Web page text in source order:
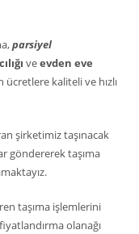
parsiyel
veevden eve
kaliteli ve hızlı
şirketimiz taşınacak
göndererek taşıma
taşıma işlemlerini
olanağı